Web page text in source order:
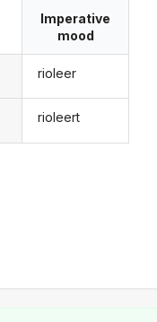
Imperative
mood
rioleer
rioleert